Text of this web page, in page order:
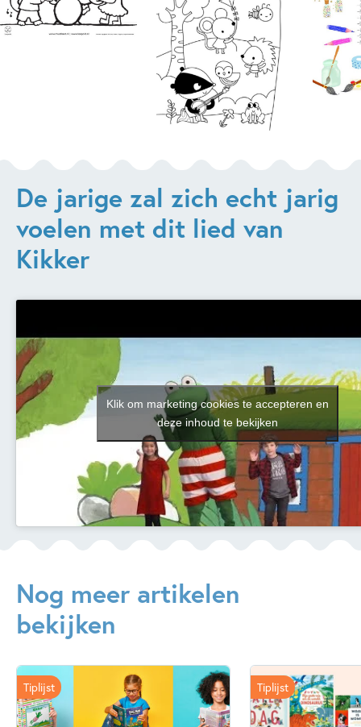
De jarige zal zich echt jarig
voelen met dit lied van
Kikker
Klik om marketing cookies te accepteren en
deze inhoud te bekijken
Nog meer artikelen
bekijken
Tiplijst Tiplijst